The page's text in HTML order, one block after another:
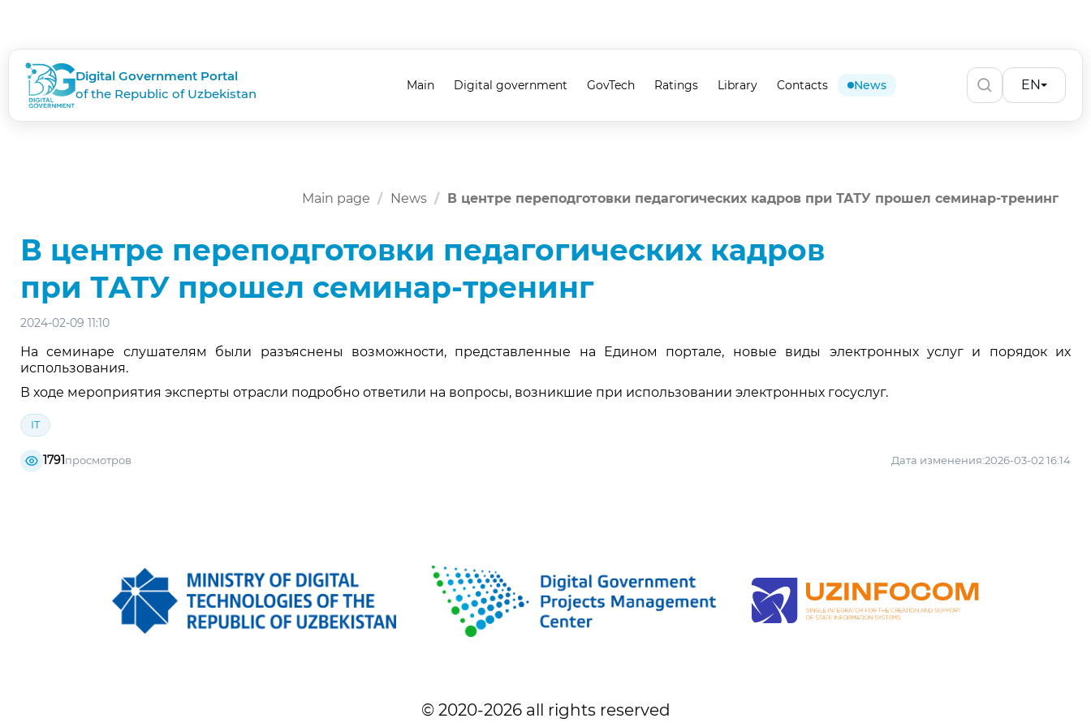
Digital Government Portal
of the Republic of Uzbekistan
Main Digital government GovTech Ratings Library Contacts News EN
Main page News В центре переподготовки педагогических кадров при ТАТУ прошел семинар-тренинг
В центре переподготовки педагогических кадров
при ТАТУ прошел семинар-тренинг
2024-02-09 11:10
На семинаре слушателям были разъяснены возможности, представленные на Едином портале, новые виды электронных услуг и порядок их
использования.
В ходе мероприятия эксперты отрасли подробно ответили на вопросы, возникшие при использовании электронных госуслуг.
IT
1791просмотров Дата изменения:2026-03-02 16:14
© 2020-2026all rights reserved